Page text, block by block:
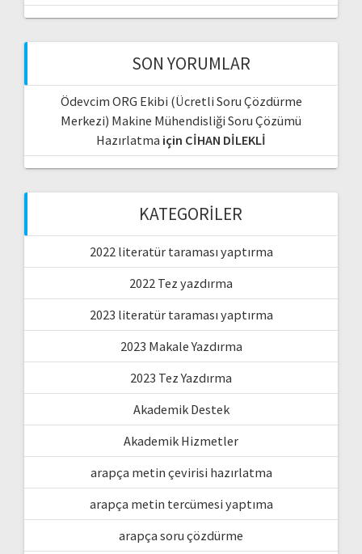
SON YORUMLAR
Ödevcim ORG Ekibi (Ücretli Soru Çözdürme
Merkezi) Makine Mühendisliği Soru Çözümü
Hazırlatma için CİHAN DİLEKLİ
KATEGORILER
2022 literatür taraması yaptırma
2022 Tez yazdırma
2023 literatür taraması yaptırma
2023 Makale Yazdırma
2023 Tez Yazdırma
Akademik Destek
Akademik Hizmetler
arapça metin çevirisi hazırlatma
arapça metin tercümesi yaptıma
arapça soru çözdürme